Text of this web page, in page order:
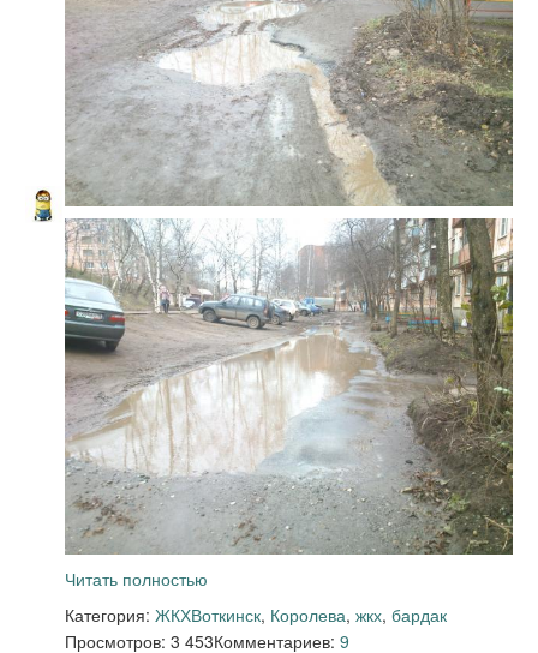
Читать полностью
Категория: ЖКХВоткинск, Королева, жкх, бардак
Просмотров: 3 453Комментариев: 9